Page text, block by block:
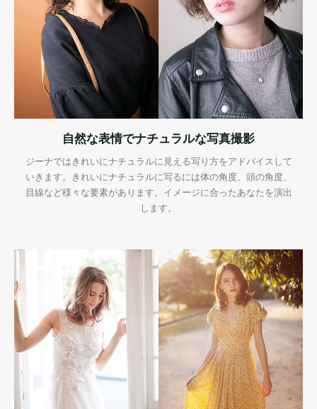
自然な表情でナチュラルな写真撮影
ジーナではきれいにナチュラルに見える写り方をアドバイスして
いきます。きれいにナチュラルに写るには体の角度、頭の角度、
目線など様々な要素があります。イメージに合ったあなたを演出
します。